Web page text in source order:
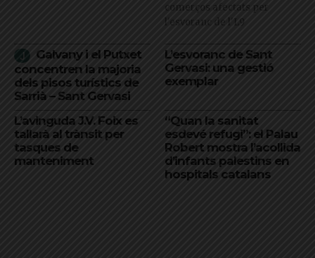
comerços afectats per
l'esvoranc de l'L9
Galvany i el Putxet
concentren la majoria
dels pisos turístics de
Sarrià – Sant Gervasi
L’esvoranc de Sant
Gervasi: una gestió
exemplar
L’avinguda J.V. Foix es
tallarà al trànsit per
tasques de
manteniment
“Quan la sanitat
esdevé refugi”: el Palau
Robert mostra l’acollida
d’infants palestins en
hospitals catalans